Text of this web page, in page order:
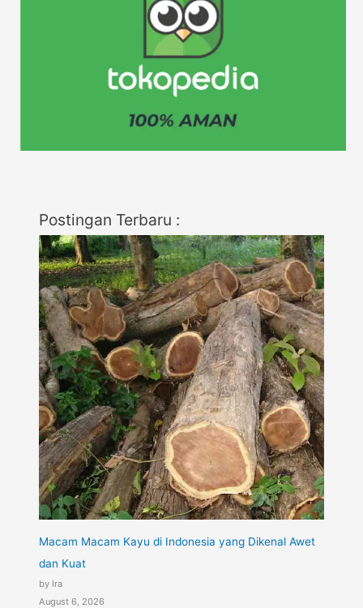
Postingan Terbaru :
Macam Macam Kayu di Indonesia yang Dikenal Awet
dan Kuat
by Ira
August 6, 2026